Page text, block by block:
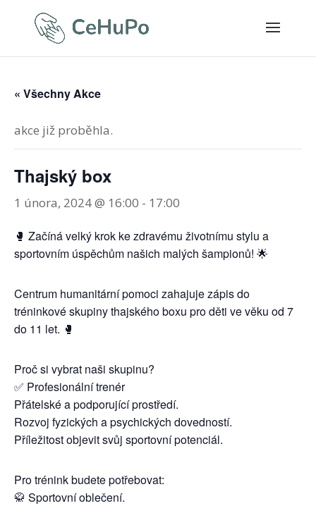
« Všechny Akce
akce již proběhla.
Thajský box
1 února, 2024 @ 16:00 - 17:00
🥊 Začíná velký krok ke zdravému životnímu stylu a
sportovním úspěchům našich malých šampionů! 🌟
Centrum humanitární pomoci zahajuje zápis do
tréninkové skupiny thajského boxu pro děti ve věku od 7
do 11 let. 🥊
Proč si vybrat naši skupinu?
✅ Profesionální trenér
Přátelské a podporující prostředí.
Rozvoj fyzických a psychických dovedností.
Příležitost objevit svůj sportovní potenciál.
Pro trénink budete potřebovat:
🥋 Sportovní oblečení.